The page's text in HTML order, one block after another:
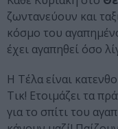
ζωντανεύουν και
κόσμο του
έχει αγαπηθεί όσο
Η Τέλα είναι
Τικ! Ετοιμάζει τα
για το σπίτι του